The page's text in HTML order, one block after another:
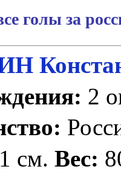
голы за
2
см.Вес: